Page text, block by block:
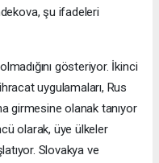
şu ifadeleri
gösteriyor. İkinci
uygulamaları, Rus
girmesine olanak tanıyor
olarak, üye ülkeler
Slovakya ve